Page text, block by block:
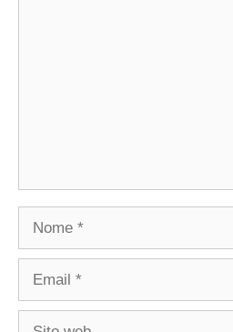
Nome
Email
Sito